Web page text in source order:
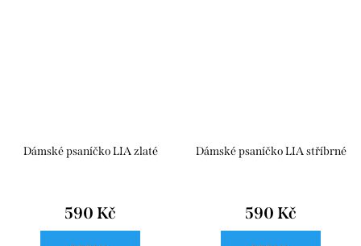
Dámské psaníčko LIA zlaté
590 Kč
Dámské psaníčko LIA stříbrné
590 Kč